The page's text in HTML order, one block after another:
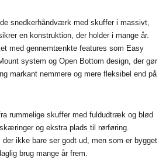
snedkerhåndværk med skuffer i massivt,
en konstruktion, der holder i mange år.
med gennemtænkte features som Easy
system og Open Bottom design, der gør
markant nemmere og mere fleksibel end på
rummelige skuffer med fuldudtræk og blød
og ekstra plads til rørføring.
ikke bare ser godt ud, men som er bygget
brug mange år frem.